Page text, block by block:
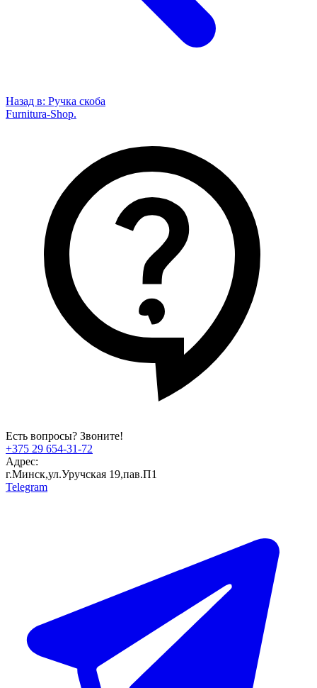
Назад в: Ручка скоба
Furnitura-Shop.
Есть вопросы? Звоните!
+375 29 654-31-72
Адрес:
г.Минск,ул.Уручская 19,пав.П1
Telegram